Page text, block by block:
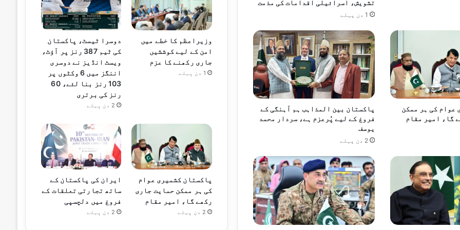
مضبوط بنانے کے عزم کا اعادہ
تشویش، اسرائیلی اقدامات کی مذمت
1 دن پہلے
عوام کی ہر ممکن
گا، امیر مقام
پاکستان بین المذاہب ہم آہنگی کے
فروغ کے لیے پُرعزم ہے، سردار محمد
یوسف
2 دن پہلے
وزیراعظم کا خطے میں
امن کے لیے کوششیں
جاری رکھنے کا عزم
1 دن پہلے
دوسرا ٹیسٹ، پاکستان
کی ٹیم 387 رنز پر آؤٹ،
ویسٹ انڈیز نے دوسری
اننگز میں 6 وکٹوں پر
103 رنز بنا لئے، 60
رنز کی برتری
2 دن پہلے
پاکستان کشمیری عوام
کی ہر ممکن حمایت جاری
رکھے گا، امیر مقام
2 دن پہلے
ایران کی پاکستان کے
ساتھ تجارتی تعلقات کے
فروغ میں دلچسپی
2 دن پہلے